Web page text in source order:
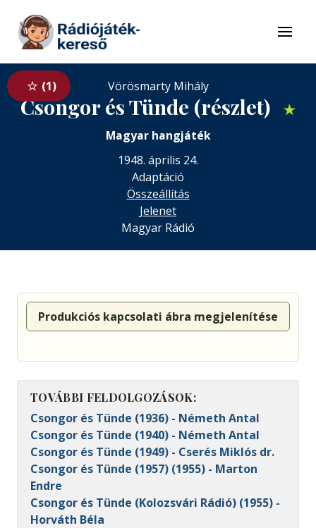
Tovább a tartalomhoz
Menü
1 Vörösmarty Mihály
Csongor és Tünde (részlet) ★
Magyar hangjáték
1948. április 24.
Adaptáció
Összeállítás
Jelenet
Magyar Rádió
Produkciós kapcsolati ábra megjelenítése
TOVÁBBI FELDOLGOZÁSOK:
Csongor és Tünde (1936) - Németh Antal
Csongor és Tünde (1940) - Németh Antal
Csongor és Tünde (1949) - Cserés Miklós dr.
Csongor és Tünde (1957) (1955) - Marton
Endre
Csongor és Tünde (Kolozsvári Rádió) (1955) -
Horváth Béla